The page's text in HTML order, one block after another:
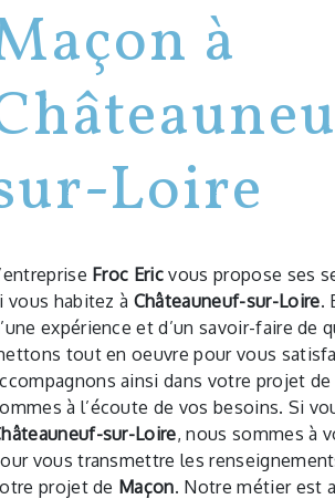
à
Loire
Froc Eric vous propose ses
vous habitez à Châteauneuf-sur-Loire.
expérience et d’un savoir-faire de
tout en oeuvre pour vous
ainsi dans votre projet de
à l’écoute de vos besoins. Si
sur-Loire, nous sommes à
vous transmettre les
projet de Maçon. Notre métier est